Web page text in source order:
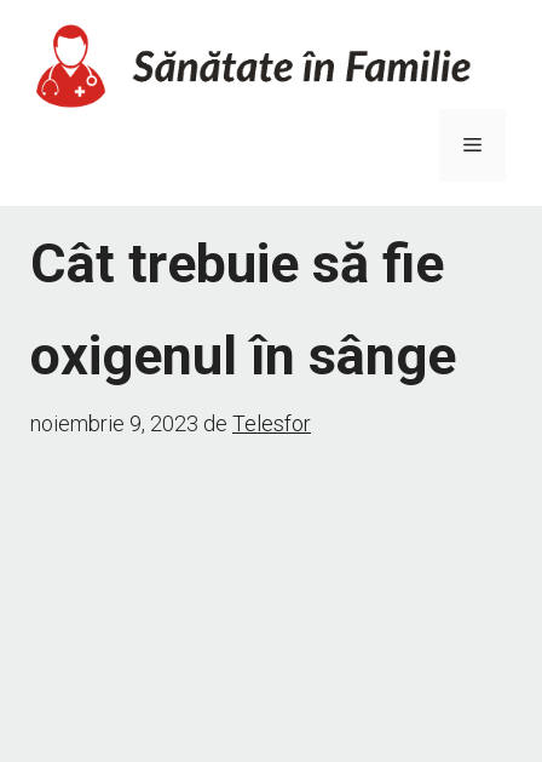
conținut
Meniu
Cât trebuie să fie
oxigenul în sânge
noiembrie 9, 2023 de Telesfor